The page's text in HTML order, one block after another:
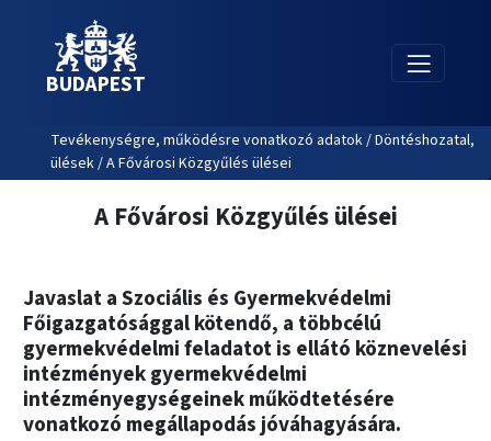
BUDAPEST
Tevékenységre, működésre vonatkozó adatok / Döntéshozatal,
ülések / A Fővárosi Közgyűlés ülései
A Fővárosi Közgyűlés ülései
Javaslat a Szociális és Gyermekvédelmi
Főigazgatósággal kötendő, a többcélú
gyermekvédelmi feladatot is ellátó köznevelési
intézmények gyermekvédelmi
intézményegységeinek működtetésére
vonatkozó megállapodás jóváhagyására.